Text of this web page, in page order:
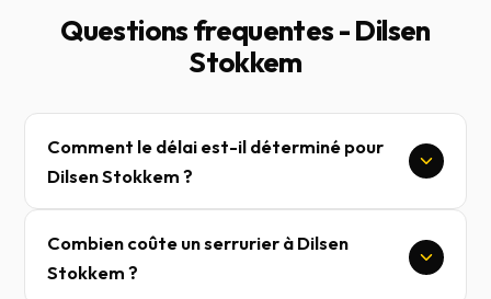
Questions frequentes - Dilsen
Stokkem
Comment le délai est-il déterminé pour
Dilsen Stokkem ?
Combien coûte un serrurier à Dilsen
Stokkem ?